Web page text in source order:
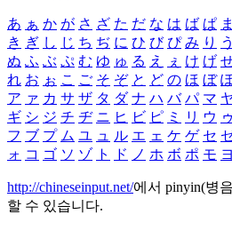
あ ぁ か が さ ざ た だ な は ば ぱ ま
き ぎ し じ ち ぢ に ひ び ぴ み り う
ぬ ふ ぶ ぷ む ゆ ゅ る え ぇ け げ
れ お ぉ こ ご そ ぞ と ど の ほ ぼ
ア ァ カ サ ザ タ ダ ナ ハ バ パ マ
ギ シ ジ チ ヂ ニ ヒ ビ ピ ミ リ ウ ゥ
フ ブ プ ム ユ ュ ル エ ェ ケ ゲ セ
ォ コ ゴ ソ ゾ ト ド ノ ホ ボ ポ モ ヨ
http://chineseinput.net/에서 pinyin(병
할 수 있습니다.